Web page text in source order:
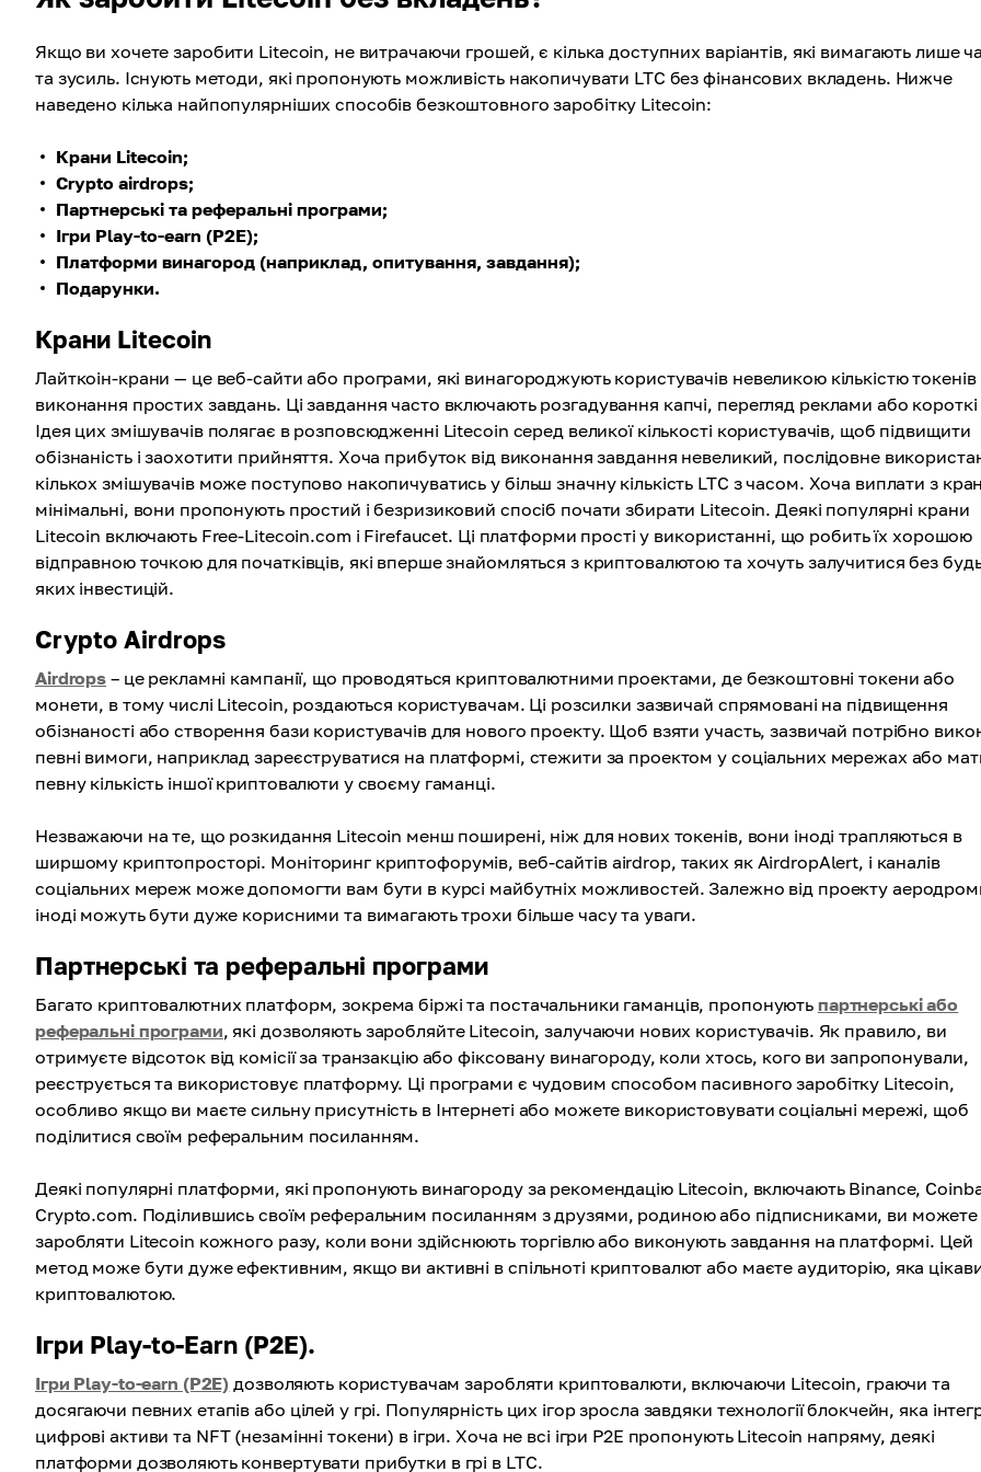
Якщо ви хочете заробити Litecoin, не витрачаючи грошей, є кілька доступних варіантів, які вимагають лише
та зусиль. Існують методи, які пропонують можливість накопичувати LTC без фінансових вкладень. Нижче
наведено кілька найпопулярніших способів безкоштовного заробітку Litecoin:
Крани Litecoin;
Crypto airdrops;
Партнерські та реферальні програми;
Ігри Play-to-earn (P2E);
Платформи винагород (наприклад, опитування, завдання);
Подарунки.
Крани Litecoin
Лайткоін-крани — це веб-сайти або програми, які винагороджують користувачів невеликою кількістю токенів
виконання простих завдань. Ці завдання часто включають розгадування капчі, перегляд реклами або короткі
Ідея цих змішувачів полягає в розповсюдженні Litecoin серед великої кількості користувачів, щоб підвищити
обізнаність і заохотити прийняття. Хоча прибуток від виконання завдання невеликий, послідовне
кількох змішувачів може поступово накопичуватись у більш значну кількість LTC з часом. Хоча виплати з
мінімальні, вони пропонують простий і безризиковий спосіб почати збирати Litecoin. Деякі популярні крани
Litecoin включають Free-Litecoin.com і Firefaucet. Ці платформи прості у використанні, що робить їх хорошою
відправною точкою для початківців, які вперше знайомляться з криптовалютою та хочуть залучитися без
яких інвестицій.
Crypto Airdrops
Airdrops – це рекламні кампанії, що проводяться криптовалютними проектами, де безкоштовні токени або
монети, в тому числі Litecoin, роздаються користувачам. Ці розсилки зазвичай спрямовані на підвищення
обізнаності або створення бази користувачів для нового проекту. Щоб взяти участь, зазвичай потрібно
певні вимоги, наприклад зареєструватися на платформі, стежити за проектом у соціальних мережах або
певну кількість іншої криптовалюти у своєму гаманці.
Незважаючи на те, що розкидання Litecoin менш поширені, ніж для нових токенів, вони іноді трапляються в
ширшому криптопросторі. Моніторинг криптофорумів, веб-сайтів airdrop, таких як AirdropAlert, і каналів
соціальних мереж може допомогти вам бути в курсі майбутніх можливостей. Залежно від проекту
іноді можуть бути дуже корисними та вимагають трохи більше часу та уваги.
Партнерські та реферальні програми
Багато криптовалютних платформ, зокрема біржі та постачальники гаманців, пропонують партнерські або
реферальні програми, які дозволяють заробляйте Litecoin, залучаючи нових користувачів. Як правило, ви
отримуєте відсоток від комісії за транзакцію або фіксовану винагороду, коли хтось, кого ви запропонували,
реєструється та використовує платформу. Ці програми є чудовим способом пасивного заробітку Litecoin,
особливо якщо ви маєте сильну присутність в Інтернеті або можете використовувати соціальні мережі, щоб
поділитися своїм реферальним посиланням.
Деякі популярні платформи, які пропонують винагороду за рекомендацію Litecoin, включають Binance,
Crypto.com. Поділившись своїм реферальним посиланням з друзями, родиною або підписниками, ви можете
заробляти Litecoin кожного разу, коли вони здійснюють торгівлю або виконують завдання на платформі. Цей
метод може бути дуже ефективним, якщо ви активні в спільноті криптовалют або маєте аудиторію, яка
криптовалютою.
Ігри Play-to-Earn (P2E).
Ігри Play-to-earn (P2E) дозволяють користувачам заробляти криптовалюти, включаючи Litecoin, граючи та
досягаючи певних етапів або цілей у грі. Популярність цих ігор зросла завдяки технології блокчейн, яка
цифрові активи та NFT (незамінні токени) в ігри. Хоча не всі ігри P2E пропонують Litecoin напряму, деякі
платформи дозволяють конвертувати прибутки в грі в LTC.